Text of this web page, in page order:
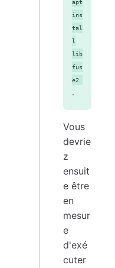
apt
ins
tal
l
lib
fus
e2
.
Vous
devrie
z
ensuit
e être
en
mesur
e
d'exé
cuter